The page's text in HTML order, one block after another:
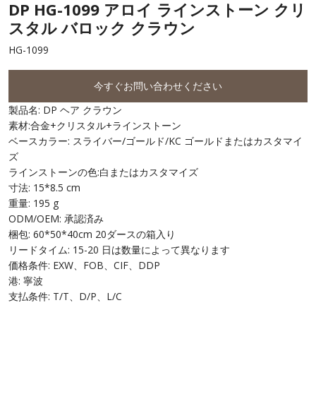
DP HG-1099 アロイ ラインストーン クリ
スタル バロック クラウン
HG-1099
今すぐお問い合わせください
製品名: DP ヘア クラウン
素材:合金+クリスタル+ラインストーン
ベースカラー: スライバー/ゴールド/KC ゴールドまたはカスタマイ
ズ
ラインストーンの色:白またはカスタマイズ
寸法: 15*8.5 cm
重量: 195 g
ODM/OEM: 承認済み
梱包: 60*50*40cm 20ダースの箱入り
リードタイム: 15-20 日は数量によって異なります
価格条件: EXW、FOB、CIF、DDP
港: 寧波
支払条件: T/T、D/P、L/C